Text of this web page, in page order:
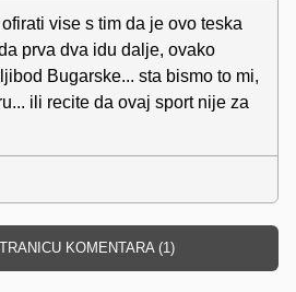
vise s tim da je ovo teska
prva dva idu dalje, ovako
Bugarske... sta bismo to mi,
ili recite da ovaj sport nije za
KOMENTARA (1)